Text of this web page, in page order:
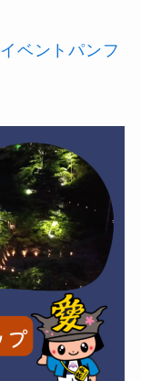
イベントパンフ